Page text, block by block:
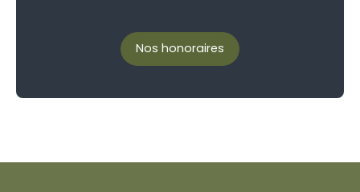
Nos honoraires